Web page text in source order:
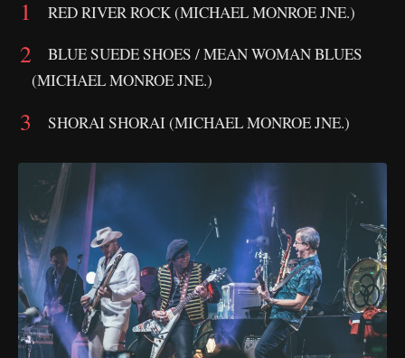
RED RIVER ROCK (MICHAEL MONROE JNE.)
BLUE SUEDE SHOES / MEAN WOMAN BLUES
(MICHAEL MONROE JNE.)
SHORAI SHORAI (MICHAEL MONROE JNE.)